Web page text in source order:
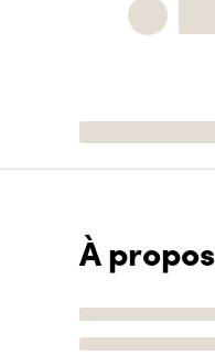
À